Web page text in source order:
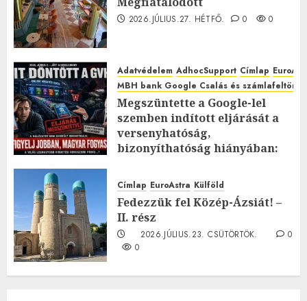
2026.JÚLIUS.27. HÉTFŐ. 0 0
Adatvédelem AdhocSupport Címlap
MBH bank Google Csalás és
Megszüntette a Google-lel
szemben indított eljárását a
versenyhatóság,
bizonyíthatóság hiányában:
2026.JÚLIUS.23. CSÜTÖRTÖK.
0
Címlap EuroAstra Külföld
Fedezzük fel Közép-Ázsiát! –
II. rész
2026.JÚLIUS.23. CSÜTÖRTÖK.
0
0